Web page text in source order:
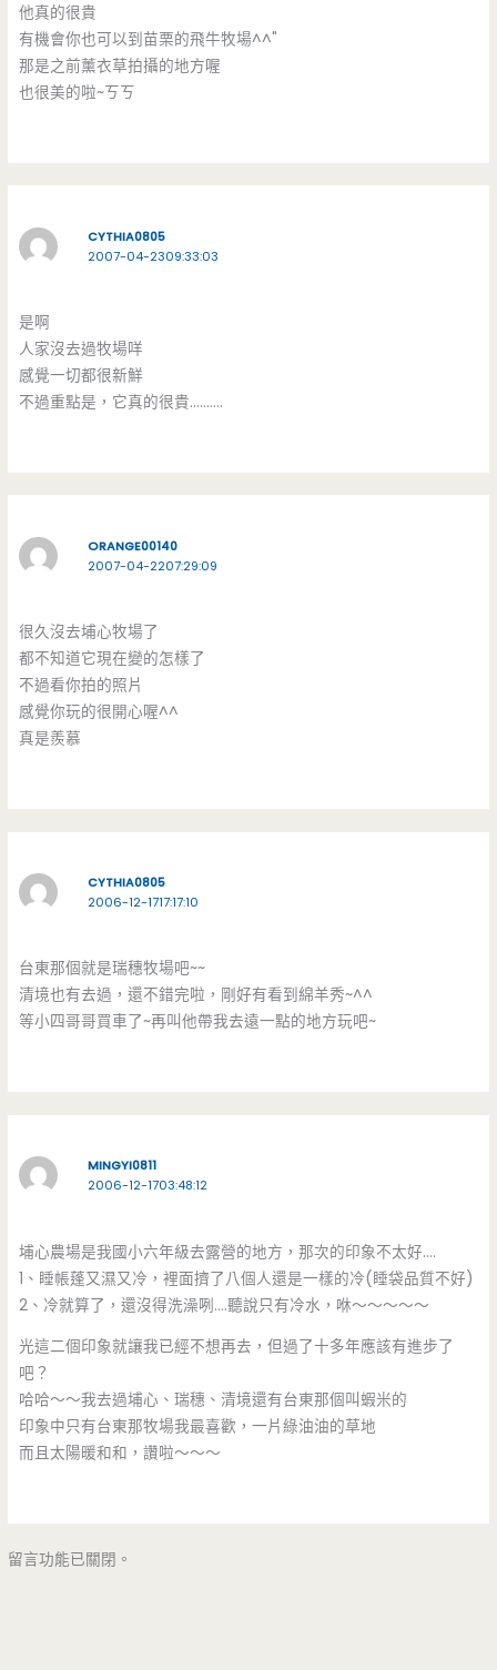
他真的很貴
有機會你也可以到苗栗的飛牛牧場^^"
那是之前薰衣草拍攝的地方喔
也很美的啦~ㄎㄎ
CYTHIA0805
2007-04-2309:33:03
是啊
人家沒去過牧場咩
感覺一切都很新鮮
不過重點是，它真的很貴……….
ORANGE00140
2007-04-2207:29:09
很久沒去埔心牧場了
都不知道它現在變的怎樣了
不過看你拍的照片
感覺你玩的很開心喔^^
真是羨慕
CYTHIA0805
2006-12-1717:17:10
台東那個就是瑞穗牧場吧~~
清境也有去過，還不錯完啦，剛好有看到綿羊秀~^^
等小四哥哥買車了~再叫他帶我去遠一點的地方玩吧~
MINGYI0811
2006-12-1703:48:12
埔心農場是我國小六年級去露營的地方，那次的印象不太好….
1、睡帳蓬又濕又冷，裡面擠了八個人還是一樣的冷(睡袋品質不好)
2、冷就算了，還沒得洗澡咧….聽說只有冷水，咻～～～～～
光這二個印象就讓我已經不想再去，但過了十多年應該有進步了
吧？
哈哈～～我去過埔心、瑞穗、清境還有台東那個叫蝦米的
印象中只有台東那牧場我最喜歡，一片綠油油的草地
而且太陽暖和和，讚啦～～～
留言功能已關閉。